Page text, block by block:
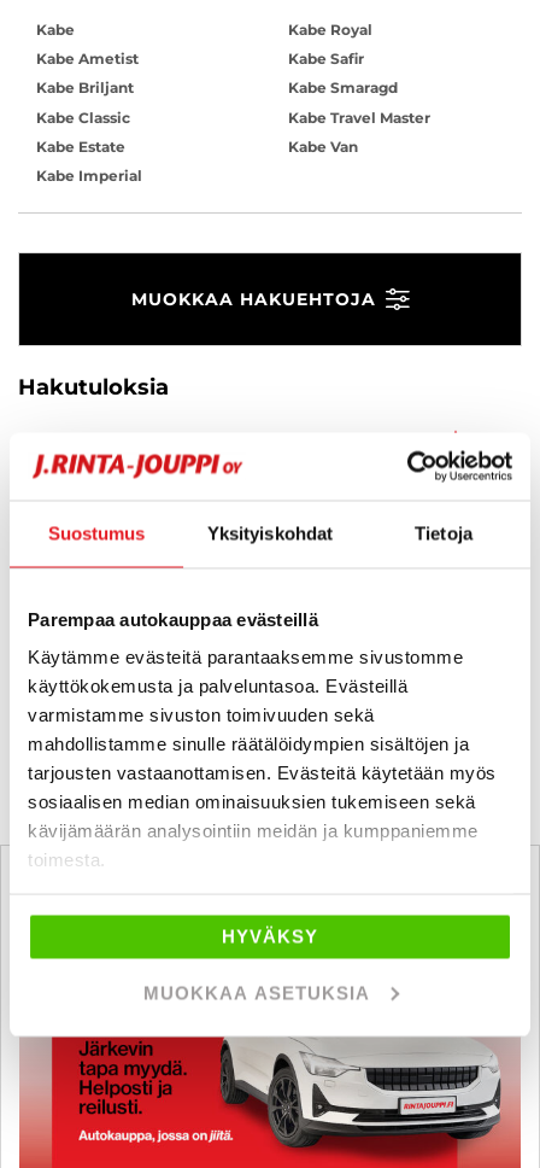
Suostumus Yksityiskohdat Tietoja
Parempaa autokauppaa evästeillä
Käytämme evästeitä parantaaksemme sivustomme
käyttökokemusta ja palveluntasoa. Evästeillä
varmistamme sivuston toimivuuden sekä
mahdollistamme sinulle räätälöidympien sisältöjen ja
tarjousten vastaanottamisen. Evästeitä käytetään myös
sosiaalisen median ominaisuuksien tukemiseen sekä
kävijämäärän analysointiin meidän ja kumppaniemme
toimesta.
HYVÄKSY
MUOKKAA ASETUKSIA
Kabe
Kabe Ametist
Kabe Briljant
Kabe Classic
Kabe Estate
Kabe Imperial
Kabe Royal
Kabe Safir
Kabe Smaragd
Kabe Travel Master
Kabe Van
MUOKKAA HAKUEHTOJA
Hakutuloksia
Hups, ei tuloksia!
Ei huolta, tässä valikoimassamme olevat lähimmät
vastaavat ajoneuvot.
KATSO VASTAAVANLAISET AUTOT